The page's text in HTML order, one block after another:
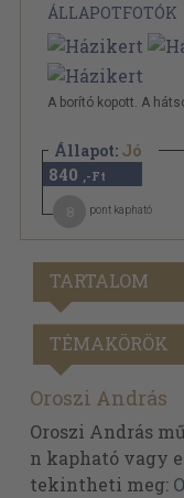
ÁLLAPOTFOTÓK
A borító kopott. A
Állapot: Jó
840 ,-Ft
pont kapható
TARTALOM
TÉMAKÖRÖK
Oroszi András
Oroszi András
n kapható vagy
tekintheti meg: